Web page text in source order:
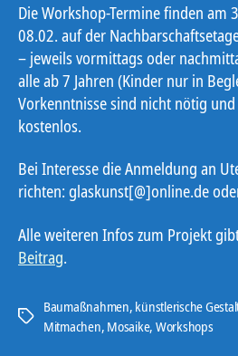
Die Workshop-Termine finden
08.02. auf der
– jeweils vormittags oder
alle ab 7 Jahren (Kinder nur in
Vorkenntnisse sind nicht nötig
kostenlos.
Bei Interesse die Anmeldung an
richten: glaskunst[@]online.de
Alle weiteren Infos zum Projekt
Beitrag.
Schlagwörter
Baumaßnahmen, künstlerische
Mitmachen, Mosaike, Workshops